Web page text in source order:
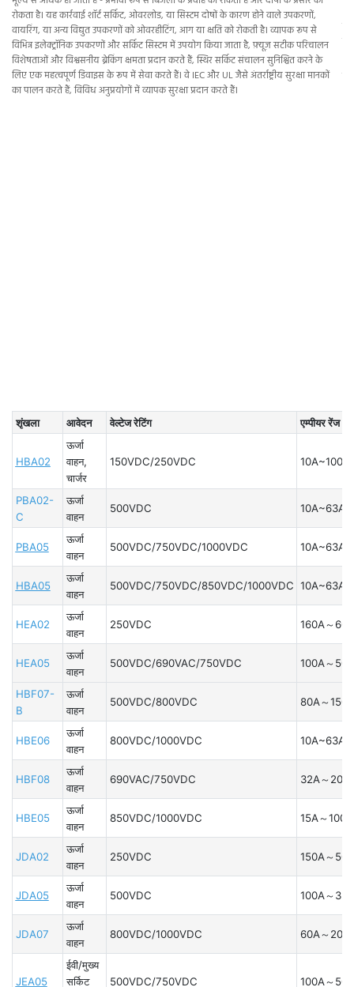
रोकता है। यह कार्रवाई शॉर्ट सर्किट, ओवरलोड, या सिस्टम दोषों के कारण होने वाले उपकरणों,
वायरिंग, या अन्य विद्युत उपकरणों को ओवरहीटिंग, आग या क्षति को रोकती है। व्यापक रूप से
विभिन्न इलेक्ट्रॉनिक उपकरणों और सर्किट सिस्टम में उपयोग किया जाता है, फ़्यूज़ सटीक परिचालन
विशेषताओं और विश्वसनीय ब्रेकिंग क्षमता प्रदान करते हैं, स्थिर सर्किट संचालन सुनिश्चित करने के
लिए एक महत्वपूर्ण डिवाइस के रूप में सेवा करते हैं। वे IEC और UL जैसे अंतर्राष्ट्रीय सुरक्षा मानकों
का पालन करते हैं, विविध अनुप्रयोगों में व्यापक सुरक्षा प्रदान करते हैं।
शृंखला आवेदन वेल्टेज रेटिंग एम्पीयर रेंज
HBA02
ऊर्जा
वाहन,
चार्जर
150VDC/250VDC 10A~100A
PBA02-
C
ऊर्जा
वाहन
500VDC 10A~63A
PBA05
ऊर्जा
वाहन
500VDC/750VDC/1000VDC 10A~63A
HBA05
ऊर्जा
वाहन
500VDC/750VDC/850VDC/1000VDC 10A~63A
HEA02
ऊर्जा
वाहन
250VDC 160A～
HEA05
ऊर्जा
वाहन
500VDC/690VAC/750VDC 100A～
HBF07-
B
ऊर्जा
वाहन
500VDC/800VDC 80A～150A
HBE06
ऊर्जा
वाहन
800VDC/1000VDC 10A~63A
HBF08
ऊर्जा
वाहन
690VAC/750VDC 32A～
HBE05
ऊर्जा
वाहन
850VDC/1000VDC 15A～100A
JDA02
ऊर्जा
वाहन
250VDC 150A～
JDA05
ऊर्जा
वाहन
500VDC 100A～
JDA07
ऊर्जा
वाहन
800VDC/1000VDC 60A～
JEA05
ईवी/मुख्य
सर्किट
500VDC/750VDC 100A～